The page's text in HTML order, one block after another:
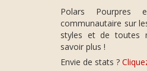
Polars Pourpres
communautaire sur
styles et de toutes
savoir plus !
Envie de stats ?